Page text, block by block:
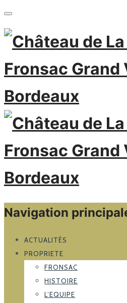
Navigation
ACTUALITÉS
PROPRIETE
FRONSAC
HISTOIRE
L’EQUIPE